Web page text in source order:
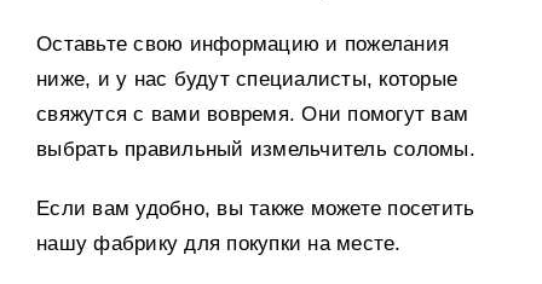
Оставьте свою информацию и пожелания
ниже, и у нас будут специалисты, которые
свяжутся с вами вовремя. Они помогут вам
выбрать правильный измельчитель соломы.
Если вам удобно, вы также можете посетить
нашу фабрику для покупки на месте.